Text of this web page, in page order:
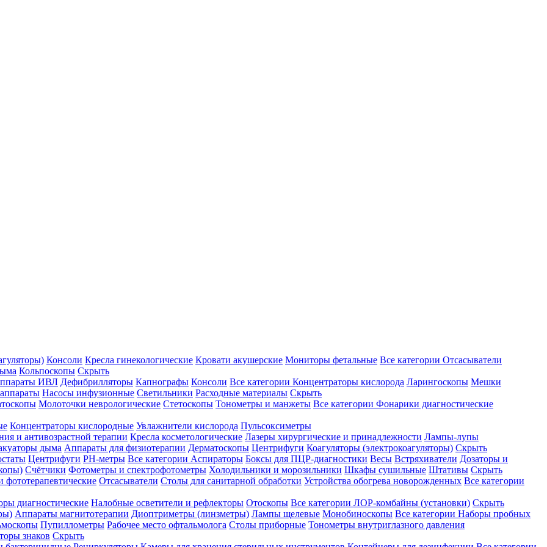
Консоли Кресла гинекологические Кровати акушерские Мониторы фетальные Все категории Отсасыватели
Кольпоскопы Скрыть
ИВЛ Дефибрилляторы Капнографы Консоли Все категории Концентраторы кислорода Ларингоскопы Мешки
Насосы инфузионные Светильники Расходные материалы Скрыть
Молоточки неврологические Стетоскопы Тонометры и манжеты Все категории Фонарики диагностические
Концентраторы кислородные Увлажнители кислорода Пульсоксиметры
и антивозрастной терапии Кресла косметологические Лазеры хирургические и принадлежности Лампы-лупы
дыма Аппараты для физиотерапии Дерматоскопы Центрифуги Коагуляторы (электрокоагуляторы) Скрыть
Центрифуги PH-метры Все категории Аспираторы Боксы для ПЦР-диагностики Весы Встряхиватели Дозаторы и
Счётчики Фотометры и спектрофотометры Холодильники и морозильники Шкафы сушильные Штативы Скрыть
фототерапевтические Отсасыватели Столы для санитарной обработки Устройства обогрева новорожденных Все категории
диагностические Налобные осветители и рефлекторы Отоскопы Все категории ЛОР-комбайны (установки) Скрыть
Аппараты магнитотерапии Диоптриметры (линзметры) Лампы щелевые Монобиноскопы Все категории Наборы пробных
Пупиллометры Рабочее место офтальмолога Столы приборные Тонометры внутриглазного давления
знаков Скрыть